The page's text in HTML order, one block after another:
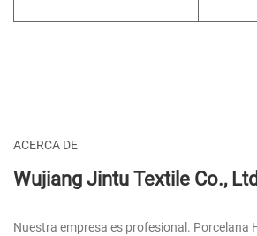
ACERCA DE
Wujiang Jintu Textile Co.,
Nuestra empresa es profesional. Porcelana